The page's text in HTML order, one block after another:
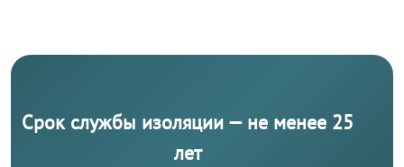
Срок службы изоляции — не менее 25
лет